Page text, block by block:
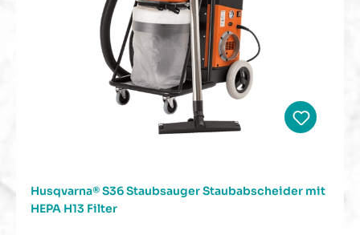
Husqvarna® S36 Staubsauger Staubabscheider mit
HEPA H13 Filter